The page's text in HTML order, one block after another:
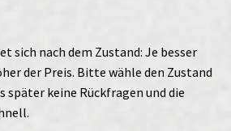
sich nach dem Zustand: Je besser
der Preis. Bitte wähle den Zustand
später keine Rückfragen und die